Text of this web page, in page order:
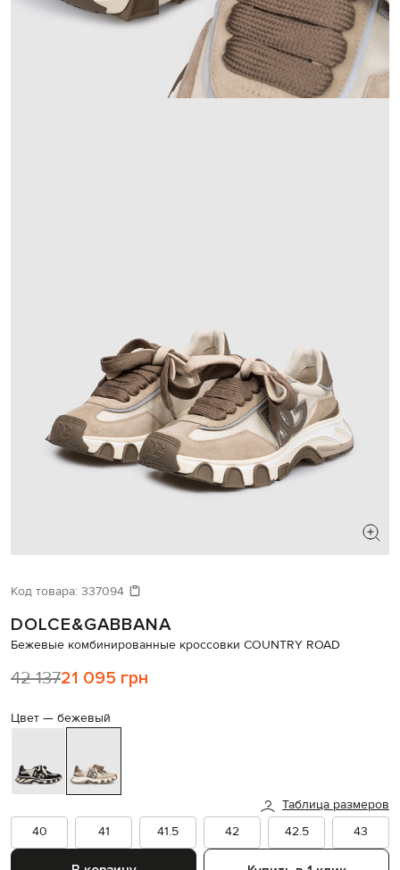
Давайте подберем что-то еще
Похожие товары
Код товара: 337094
DOLCE&GABBANA
Бежевые комбинированные кроссовки COUNTRY ROAD
42 13721 095 грн
Цвет — бежевый
Таблица размеров
40
41 41.5 42 42.5 43